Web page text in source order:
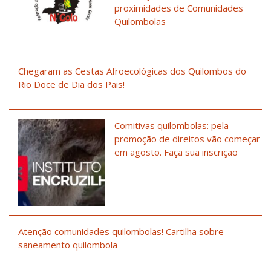
proximidades de Comunidades
Quilombolas
Chegaram as Cestas Afroecológicas dos Quilombos do
Rio Doce de Dia dos Pais!
Comitivas quilombolas: pela
promoção de direitos vão começar
em agosto. Faça sua inscrição
Atenção comunidades quilombolas! Cartilha sobre
saneamento quilombola